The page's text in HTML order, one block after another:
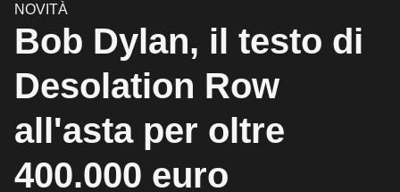
NOVITÀ
Bob Dylan, il testo di
Desolation Row
all'asta per oltre
400.000 euro